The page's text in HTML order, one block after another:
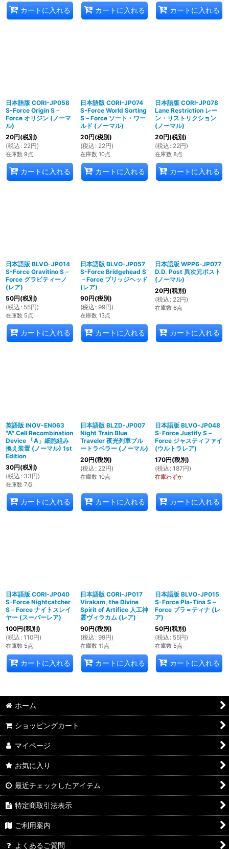
カートに入れる カートに入れる カートに入れる
日本語版 CORI-JP058
S-Force Origin S－
Force オリジン (ノーマ
ル)
20円(税別)
(税込 : 22円)
在庫数 9点
カートに入れる
日本語版 CORI-JP074
S-Force World Sorting
S－Force ソート・ワー
ルド (ノーマル)
20円(税別)
(税込 : 22円)
在庫数 10点
カートに入れる
日本語版 CORI-JP078
Lane Restriction レー
ン・リストリクション
(ノーマル)
20円(税別)
(税込 : 22円)
在庫数 8点
カートに入れる
日本語版 BLVO-JP014
S-Force Gravitino S－
Force グラビティーノ
(レア)
50円(税別)
(税込 : 55円)
在庫数 5点
カートに入れる
日本語版 BLVO-JP057
S-Force Bridgehead S
－Force ブリッジヘッド
(レア)
90円(税別)
(税込 : 99円)
在庫数 13点
カートに入れる
日本語版 WPP6-JP077
D.D. Post 異次元ポスト
(ノーマル)
20円(税別)
(税込 : 22円)
在庫数 6点
カートに入れる
英語版 INOV-EN063
"A" Cell Recombination
Device 「A」細胞組み
換え装置 (ノーマル) 1st
Edition
30円(税別)
(税込 : 33円)
在庫数 7点
カートに入れる
日本語版 BLZD-JP007
Night Train Blue
Traveler 夜光列車ブル
ートラベラー (ノーマル)
20円(税別)
(税込 : 22円)
在庫数 10点
カートに入れる
日本語版 BLVO-JP048
S-Force Justify S－
Force ジャスティファイ
(ウルトラレア)
170円(税別)
(税込 : 187円)
在庫わずか
カートに入れる
日本語版 CORI-JP040
S-Force Nightcatcher
S－Force ナイトスレイ
ヤー (スーパーレア)
100円(税別)
(税込 : 110円)
在庫数 5点
カートに入れる
日本語版 CORI-JP017
Virakam, the Divine
Spirit of Artifice 人工神
霊ヴィラカム (レア)
90円(税別)
(税込 : 99円)
在庫数 11点
カートに入れる
日本語版 BLVO-JP015
S-Force Pla-Tina S－
Force プラ＝ティナ (レ
ア)
50円(税別)
(税込 : 55円)
在庫数 5点
カートに入れる
ホーム
ショッピングカート
マイページ
お気に入り
最近チェックしたアイテム
特定商取引法表示
ご利用案内
よくあるご質問